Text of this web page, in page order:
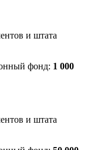
и штата
фонд: 1 000
и штата